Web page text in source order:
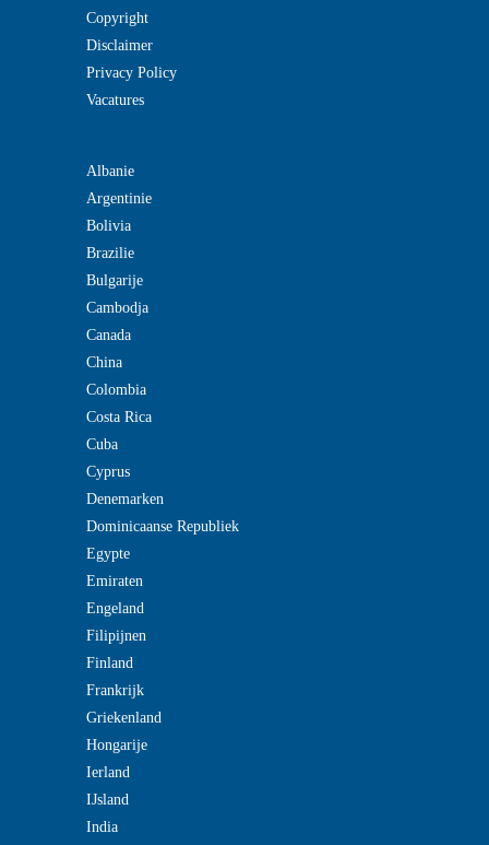
Copyright
Disclaimer
Privacy Policy
Vacatures
Albanie
Argentinie
Bolivia
Brazilie
Bulgarije
Cambodja
Canada
China
Colombia
Costa Rica
Cuba
Cyprus
Denemarken
Dominicaanse Republiek
Egypte
Emiraten
Engeland
Filipijnen
Finland
Frankrijk
Griekenland
Hongarije
Ierland
IJsland
India